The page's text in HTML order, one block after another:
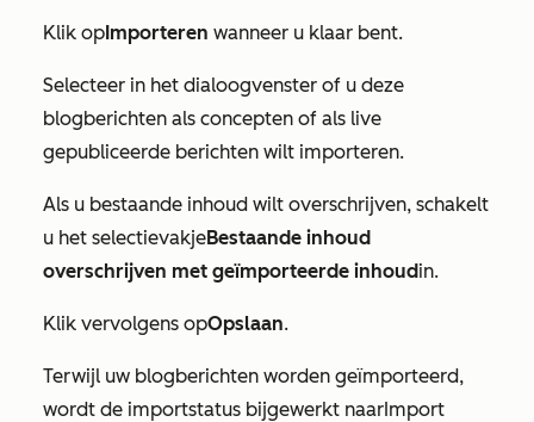
Klik opImporteren wanneer u klaar bent.
Selecteer in het dialoogvenster of u deze
blogberichten als concepten of als live
gepubliceerde berichten wilt importeren.
Als u bestaande inhoud wilt overschrijven, schakelt
u het selectievakjeBestaande inhoud
overschrijven met geïmporteerde inhoudin.
Klik vervolgens opOpslaan.
Terwijl uw blogberichten worden geïmporteerd,
wordt de importstatus bijgewerkt naarImport